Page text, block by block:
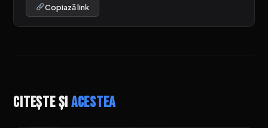
Copiază link
Citește șiacestea